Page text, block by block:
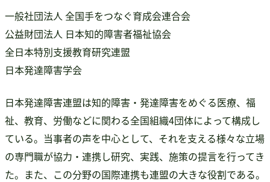
一般社団法人 全国手をつなぐ育成会連合会
公益財団法人 日本知的障害者福祉協会
全日本特別支援教育研究連盟
日本発達障害学会
日本発達障害連盟は知的障害・発達障害をめぐる医療、福
祉、教育、労働などに関わる全国組織4団体によって構成し
ている。当事者の声を中心として、それを支える様々な立場
の専門職が協力・連携し研究、実践、施策の提言を行ってき
た。また、この分野の国際連携も連盟の大きな役割である。